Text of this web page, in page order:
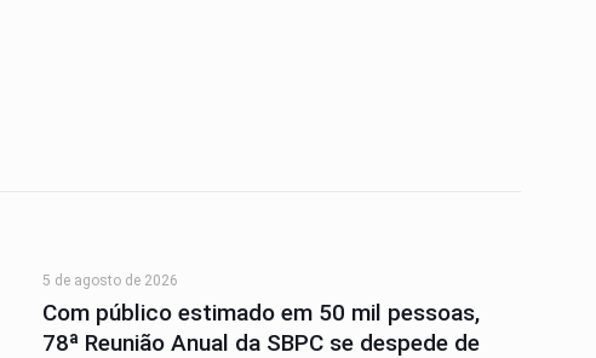
5 de agosto de 2026
Com público estimado em 50 mil pessoas,
78ª Reunião Anual da SBPC se despede de